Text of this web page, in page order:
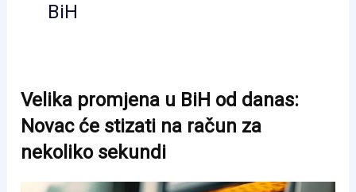
BiH
Velika promjena u BiH od danas:
Novac će stizati na račun za
nekoliko sekundi